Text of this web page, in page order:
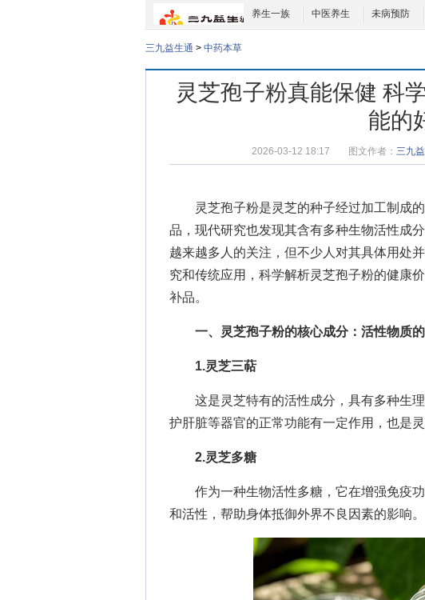
养生一族 中医养生 未病预防
三九益生通 > 中药本草
灵芝孢子粉真能保健 科
能的
2026-03-12 18:17 图文作者： 三九
灵芝孢子粉是灵芝的种子经过加工制成
品，现代研究也发现其含有多种生物活性成
越来越多人的关注，但不少人对其具体用处
究和传统应用，科学解析灵芝孢子粉的健康
补品。
一、灵芝孢子粉的核心成分：活性物质
1.灵芝三萜
这是灵芝特有的活性成分，具有多种生理
护肝脏等器官的正常功能有一定作用，也是
2.灵芝多糖
作为一种生物活性多糖，它在增强免疫功
和活性，帮助身体抵御外界不良因素的影响。